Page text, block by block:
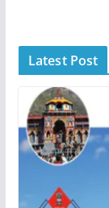
Latest Post